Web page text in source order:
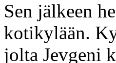
Sen jälkeen
kotikylään.
jolta Jevgeni